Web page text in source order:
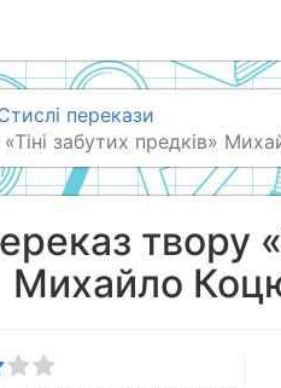
перекази
забутих предків»
твору
Михайло